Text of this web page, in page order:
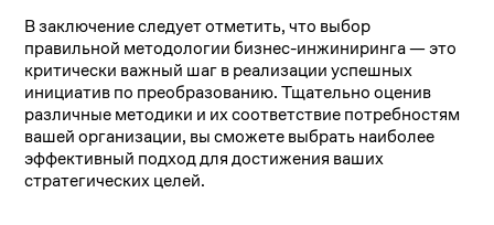
В заключение следует отметить, что выбор
правильной методологии бизнес-инжиниринга — это
критически важный шаг в реализации успешных
инициатив по преобразованию. Тщательно оценив
различные методики и их соответствие потребностям
вашей организации, вы сможете выбрать наиболее
эффективный подход для достижения ваших
стратегических целей.